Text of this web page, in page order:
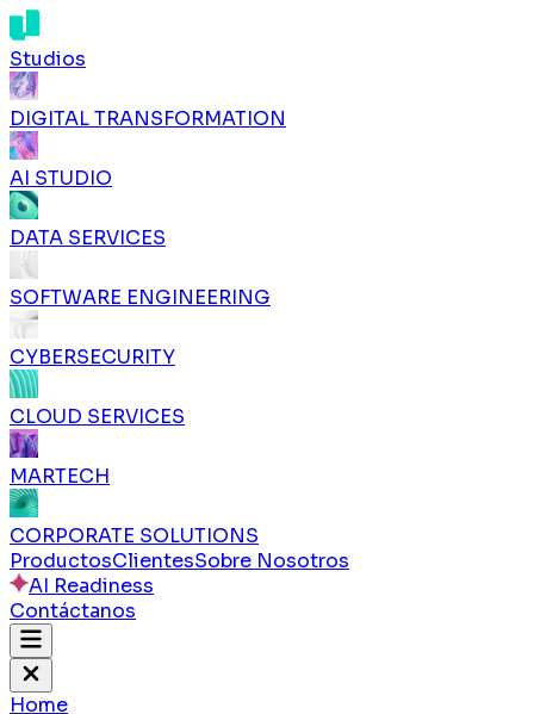
Studios
DIGITAL TRANSFORMATION
AI STUDIO
DATA SERVICES
SOFTWARE ENGINEERING
CYBERSECURITY
CLOUD SERVICES
MARTECH
CORPORATE SOLUTIONS
ProductosClientesSobre Nosotros
AI Readiness
Contáctanos
Home